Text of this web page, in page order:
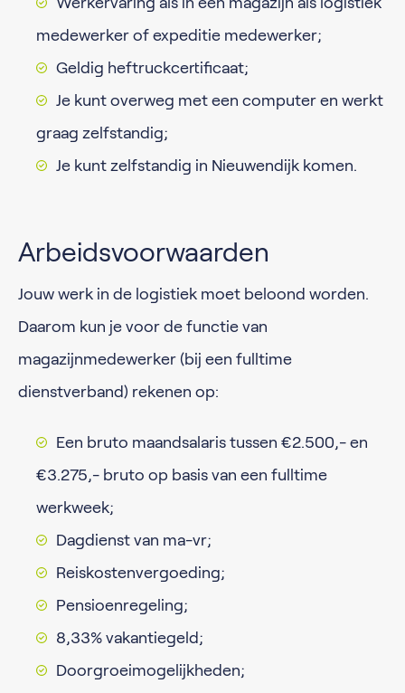
medewerker of expeditie medewerker;
Geldig heftruckcertificaat;
Je kunt overweg met een computer en werkt
graag zelfstandig;
Je kunt zelfstandig in Nieuwendijk komen.
Arbeidsvoorwaarden
Jouw werk in de logistiek moet beloond worden.
Daarom kun je voor de functie van
magazijnmedewerker (bij een fulltime
dienstverband) rekenen op:
Een bruto maandsalaris tussen €2.500,- en
€3.275,- bruto op basis van een fulltime
werkweek;
Dagdienst van ma-vr;
Reiskostenvergoeding;
Pensioenregeling;
8,33% vakantiegeld;
Doorgroeimogelijkheden;